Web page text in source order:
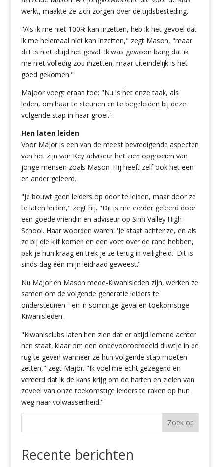
werkt, maakte ze zich zorgen over de tijdsbesteding.
"Als ik me niet 100% kan inzetten, heb ik het gevoel dat
ik me helemaal niet kan inzetten," zegt Mason, "maar
dat is niet altijd het geval. Ik was gewoon bang dat ik
me niet volledig zou inzetten, maar uiteindelijk is het
goed gekomen."
Majoor voegt eraan toe: "Nu is het onze taak, als
leden, om haar te steunen en te begeleiden bij deze
volgende stap in haar groei."
Hen laten leiden
Voor Major is een van de meest bevredigende aspecten
van het zijn van Key adviseur het zien opgroeien van
jonge mensen zoals Mason. Hij heeft zelf ook het een
en ander geleerd.
"Je bouwt geen leiders op door te leiden, maar door ze
te laten leiden," zegt hij. "Dit is me eerder geleerd door
een goede vriendin en adviseur op Simi Valley High
School. Haar woorden waren: 'Je staat achter ze, en als
ze bij die klif komen en een voet over de rand hebben,
pak je hun kraag en trek je ze terug in veiligheid.' Dit is
sinds dag één mijn leidraad geweest."
Nu Major en Mason mede-Kiwanisleden zijn, werken ze
samen om de volgende generatie leiders te
ondersteunen - en in sommige gevallen toekomstige
Kiwanisleden.
"Kiwanisclubs laten hen zien dat er altijd iemand achter
hen staat, klaar om een onbevooroordeeld duwtje in de
rug te geven wanneer ze hun volgende stap moeten
zetten," zegt Major. "Ik voel me echt gezegend en
vereerd dat ik de kans krijg om de harten en zielen van
zoveel van onze toekomstige leiders te raken op hun
weg naar volwassenheid."
Zoek op
Recente berichten